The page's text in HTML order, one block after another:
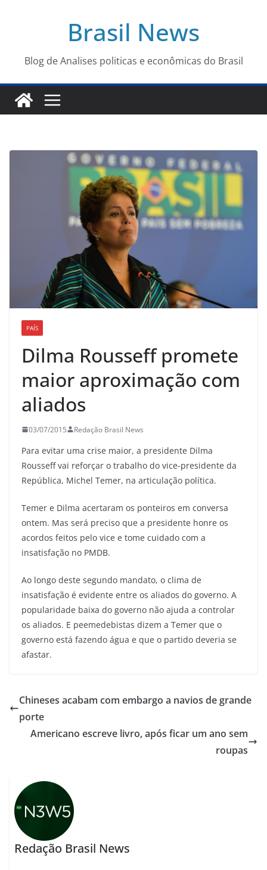
conteúdo
Brasil News
Blog de Analises politicas e econômicas do Brasil
PAÍS
Dilma Rousseff promete
maior aproximação com
aliados
03/07/2015 Redação Brasil News
Para evitar uma crise maior, a presidente Dilma
Rousseff vai reforçar o trabalho do vice-presidente da
República, Michel Temer, na articulação política.
Temer e Dilma acertaram os ponteiros em conversa
ontem. Mas será preciso que a presidente honre os
acordos feitos pelo vice e tome cuidado com a
insatisfação no PMDB.
Ao longo deste segundo mandato, o clima de
insatisfação é evidente entre os aliados do governo. A
popularidade baixa do governo não ajuda a controlar
os aliados. E peemedebistas dizem a Temer que o
governo está fazendo água e que o partido deveria se
afastar.
Chineses acabam com embargo a navios de grande
porte
Americano escreve livro, após ficar um ano sem
roupas
Redação Brasil News